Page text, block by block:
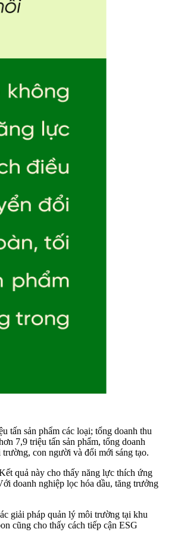
tấn sản phẩm các loại; tổng doanh thu
7,9 triệu tấn sản phẩm, tổng doanh
con người và đổi mới sáng tạo.
quả này cho thấy năng lực thích ứng
doanh nghiệp lọc hóa dầu, tăng trưởng
giải pháp quản lý môi trường tại khu
cũng cho thấy cách tiếp cận ESG